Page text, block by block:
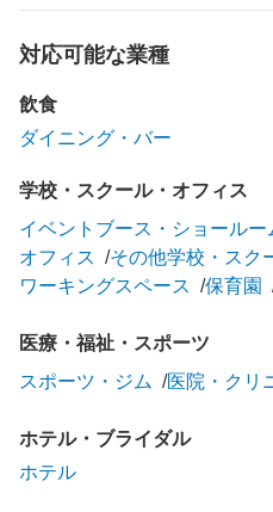
対応可能な業種
飲食
ダイニング・バー
学校・スクール・オフィス
イベントブース・ショールー
オフィス
その他学校・スク
ワーキングスペース
保育園
医療・福祉・スポーツ
スポーツ・ジム
医院・クリ
ホテル・ブライダル
ホテル